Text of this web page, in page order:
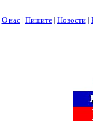
О нас| Пишите| Новости|